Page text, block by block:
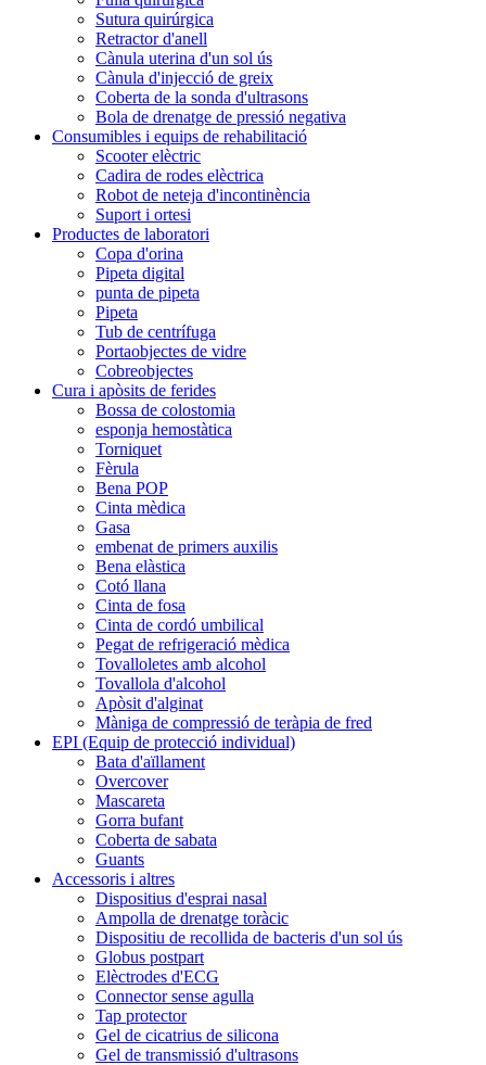
Sutura quirúrgica
Retractor d'anell
Cànula uterina d'un sol ús
Cànula d'injecció de greix
Coberta de la sonda d'ultrasons
Bola de drenatge de pressió negativa
Consumibles i equips de rehabilitació
Scooter elèctric
Cadira de rodes elèctrica
Robot de neteja d'incontinència
Suport i ortesi
Productes de laboratori
Copa d'orina
Pipeta digital
punta de pipeta
Pipeta
Tub de centrífuga
Portaobjectes de vidre
Cobreobjectes
Cura i apòsits de ferides
Bossa de colostomia
esponja hemostàtica
Torniquet
Fèrula
Bena POP
Cinta mèdica
Gasa
embenat de primers auxilis
Bena elàstica
Cotó llana
Cinta de fosa
Cinta de cordó umbilical
Pegat de refrigeració mèdica
Tovalloletes amb alcohol
Tovallola d'alcohol
Apòsit d'alginat
Màniga de compressió de teràpia de fred
EPI (Equip de protecció individual)
Bata d'aïllament
Overcover
Mascareta
Gorra bufant
Coberta de sabata
Guants
Accessoris i altres
Dispositius d'esprai nasal
Ampolla de drenatge toràcic
Dispositiu de recollida de bacteris d'un sol ús
Globus postpart
Elèctrodes d'ECG
Connector sense agulla
Tap protector
Gel de cicatrius de silicona
Gel de transmissió d'ultrasons